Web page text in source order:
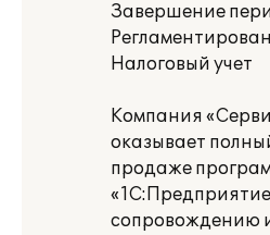
Завершение
Налоговый учет
Компания
оказывает
продаже
сопровождению